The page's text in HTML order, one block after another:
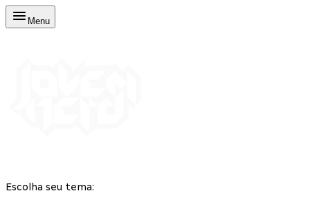
Menu
Escolha seu tema: